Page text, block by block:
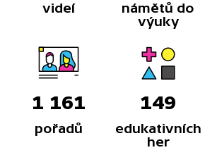
videí
námětů do
výuky
1 161
pořadů
149
edukativních
her